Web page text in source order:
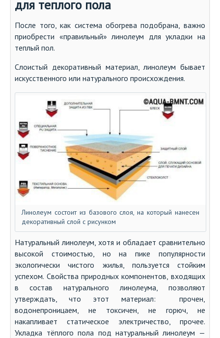
для теплого пола
После того, как система обогрева подобрана, важно
приобрести «правильный» линолеум для укладки на
теплый пол.
Слоистый декоративный материал, линолеум бывает
искусственного или натурального происхождения.
Линолеум состоит из базового слоя, на который нанесен
декоративный слой с рисунком
Натуральный линолеум, хотя и обладает сравнительно
высокой стоимостью, но на пике популярности
экологически чистого жилья, пользуется стойким
успехом. Свойства природных компонентов, входящих
в состав натурального линолеума, позволяют
утверждать, что этот материал: прочен,
водонепроницаем, не токсичен, не горюч, не
накапливает статическое электричество, прочее.
Укладка тёплого пола под натуральный линолеум —